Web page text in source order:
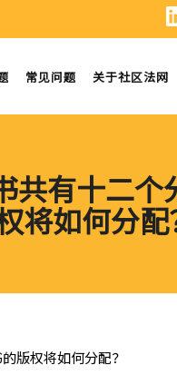
常见问题 关于社区法网
共有十二
将如何分配
版权将如何分配？